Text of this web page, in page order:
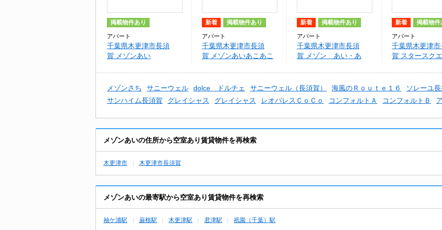
掲載物件あり
アパート
千葉県木更津市長須
賀 メゾンあい
新着 掲載物件あり
アパート
千葉県木更津市長須
賀 メゾンあいあこあこ
新着 掲載物件あり
アパート
千葉県木更津市長須
賀 メゾン あい・あ
新着 掲載物件
アパート
千葉県木更津市
賀 スタースク
メゾンさち サニーウェル dolce ドルチェ サニーウェル（長須賀） 海風のＲｏｕｔｅ１６ ソレーユ
サンハイム長須賀
グレイシャス グレイシャス レオパレスＣｏＣｏ コンフォルトＡ コンフォルトＢ
メゾンあいの住所から空室あり賃貸物件を再検索
木更津市 木更津市長須賀
メゾンあいの最寄駅から空室あり賃貸物件を再検索
袖ケ浦駅 巌根駅 木更津駅 君津駅 祇園（千葉）駅